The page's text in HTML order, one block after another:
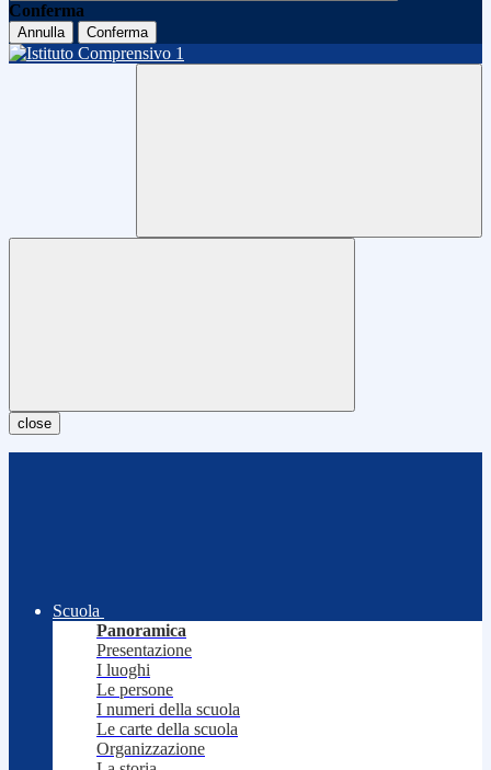
Conferma
Annulla Conferma
close
Scuola
Panoramica
Presentazione
I luoghi
Le persone
I numeri della scuola
Le carte della scuola
Organizzazione